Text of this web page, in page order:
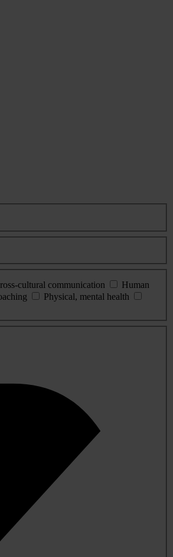
cultural communication
Human
Physical, mental health